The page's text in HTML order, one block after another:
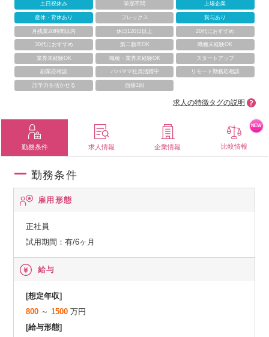
土日祝休み 学歴不問 上場企業
産休・育休あり フレックス 賞与あり
月残業20時間以内 休日120日以上 20代におすすめ
30代におすすめ 第二新卒OK 職種未経験OK
業界未経験OK 職種・業界未経験OK スタートアップ
副業応相談 パパママ社員活躍中 リモート勤務応相談
語学力を活かせる 面接1回
求人の特徴タグの説明
勤務条件 求人情報 企業情報 比較情報
NEW
勤務条件
雇用形態
正社員
試用期間：有/6ヶ月
給与
[想定年収]
800 ～1500 万円
[給与形態]